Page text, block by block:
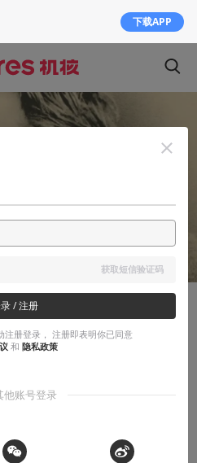
尼采身后
）。本节为导读篇截选，涉及尼采
下载APP
获取短信验证码
/ 注册
注册登录， 注册即表明你已同意
和 隐私政策
他账号登录